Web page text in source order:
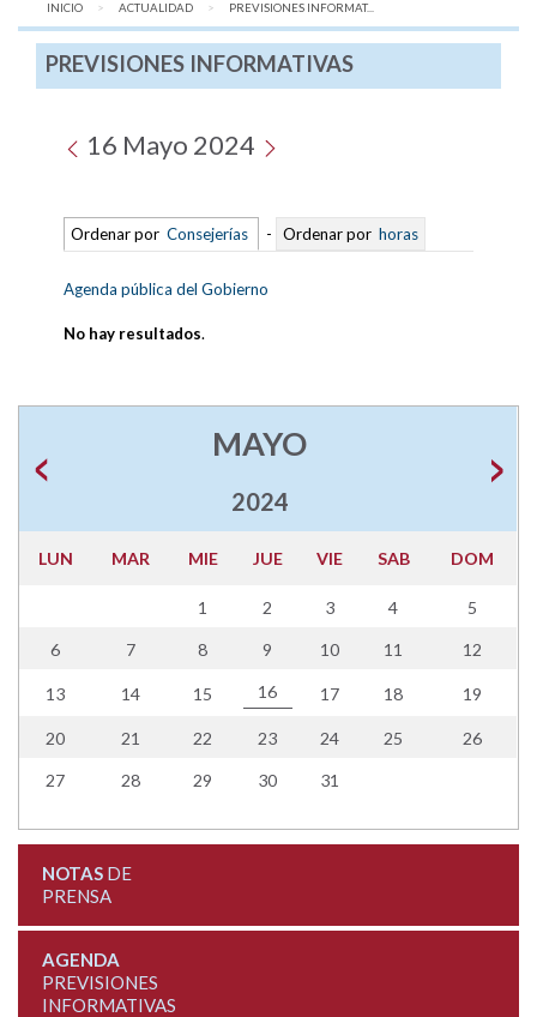
INICIO ACTUALIDAD AQUÍ:
PREVISIONES INFORMAT...
PREVISIONES INFORMATIVAS
16 Mayo 2024
Ordenar por Consejerías - Ordenar por horas
Agenda pública del Gobierno
No hay resultados.
MAYO
2024
LUN MAR MIE JUE VIE SAB DOM
1 2 3 4 5
6 7 8 9 10 11 12
13 14 15 16 17 18 19
20 21 22 23 24 25 26
27 28 29 30 31
NOTASDE
PRENSA
AGENDA
PREVISIONES
INFORMATIVAS